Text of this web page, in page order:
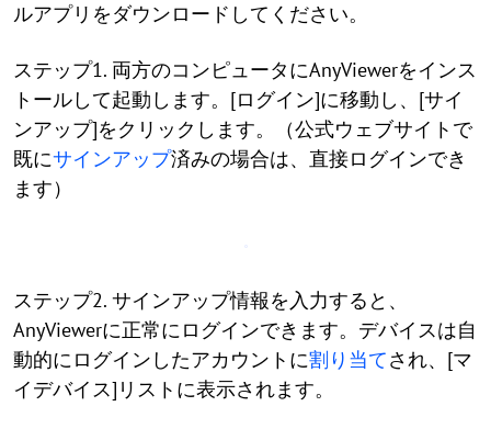
ルアプリをダウンロードしてください。
ステップ1. 両方のコンピュータにAnyViewerをインス
トールして起動します。[ログイン]に移動し、[サイ
ンアップ]をクリックします。（公式ウェブサイトで
既にサインアップ済みの場合は、直接ログインでき
ます）
ステップ2. サインアップ情報を入力すると、
AnyViewerに正常にログインできます。デバイスは自
動的にログインしたアカウントに割り当てされ、[マ
イデバイス]リストに表示されます。